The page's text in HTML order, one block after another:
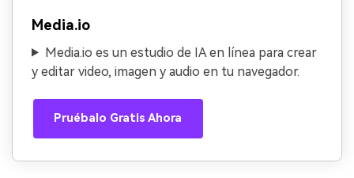
Media.io
Media.io es un estudio de IA en línea para crear
y editar video, imagen y audio en tu navegador.
Pruébalo Gratis Ahora